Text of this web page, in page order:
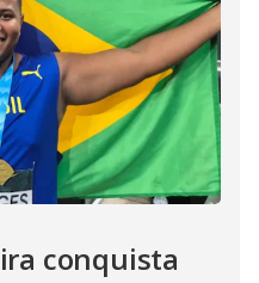
conquista